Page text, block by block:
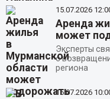
15.07.2026
Аренда
может
Эксперты
с
региона
15.07.2026